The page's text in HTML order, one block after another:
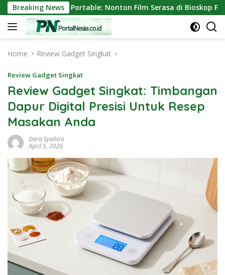
Skip
to
content
Breaking News
Mini Portable: Nonton Film Serasa di Bioskop Pribadi
Home Review Gadget Singkat
Review Gadget Singkat
Review Gadget Singkat: Timbangan
Dapur Digital Presisi Untuk Resep
Masakan Anda
Dara Syahira
April 5, 2026